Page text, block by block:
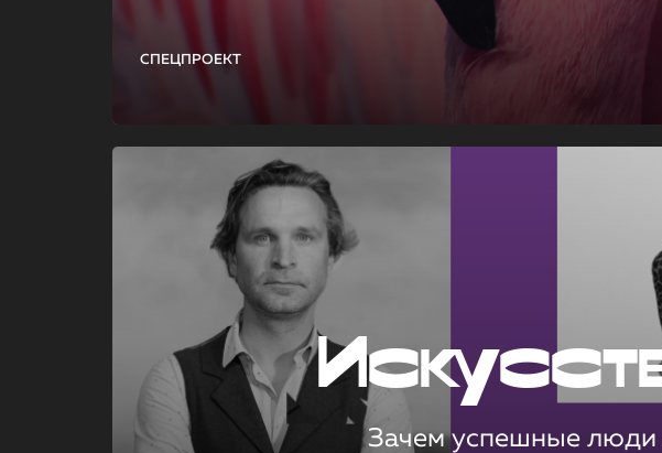
СПЕЦПРОЕКТ
Зачем успешные люди